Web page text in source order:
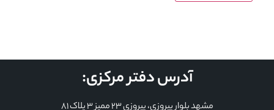
آدرس دفتر مرکزی:
مشهد بلوار پیروزی، پیروزی 23 ممیز 3 پلاک 81